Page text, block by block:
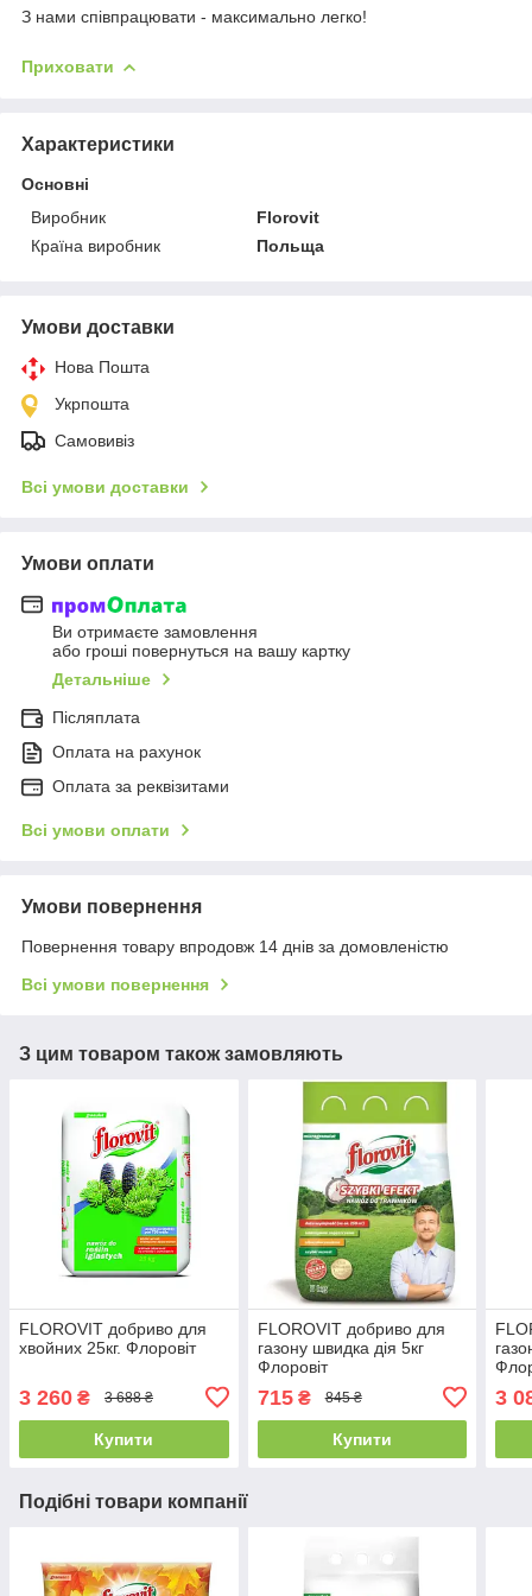
З нами співпрацювати - максимально легко!
Приховати
Характеристики
Основні
Виробник
Florovit
Країна виробник
Польща
Умови доставки
Нова Пошта
Укрпошта
Самовивіз
Всі умови доставки
Умови оплати
Ви отримаєте замовлення
або гроші повернуться на вашу картку
Детальніше
Післяплата
Оплата на рахунок
Оплата за реквізитами
Всі умови оплати
Умови повернення
Повернення товару впродовж 14 днів за домовленістю
Всі умови повернення
З цим товаром також замовляють
FLOROVIT добриво для
хвойних 25кг. Флоровіт
3 260 ₴ 3 688 ₴
Купити
FLOROVIT добриво для
газону швидка дія 5кг
Флоровіт
715₴ 845 ₴
Купити
3
Подібні товари компанії